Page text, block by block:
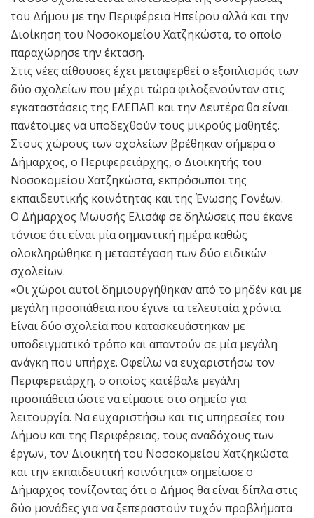
του Δήμου με την Περιφέρεια Ηπείρου αλλά και την
Διοίκηση του Νοσοκομείου Χατζηκώστα, το οποίο
παραχώρησε την έκταση.
Στις νέες αίθουσες έχει μεταφερθεί ο εξοπλισμός των
δύο σχολείων που μέχρι τώρα φιλοξενούνταν στις
εγκαταστάσεις της ΕΛΕΠΑΠ και την Δευτέρα θα είναι
πανέτοιμες να υποδεχθούν τους μικρούς μαθητές.
Στους χώρους των σχολείων βρέθηκαν σήμερα ο
Δήμαρχος, ο Περιφερειάρχης, ο Διοικητής του
Νοσοκομείου Χατζηκώστα, εκπρόσωποι της
εκπαιδευτικής κοινότητας και της Ένωσης Γονέων.
Ο Δήμαρχος Μωυσής Ελισάφ σε δηλώσεις που έκανε
τόνισε ότι είναι μία σημαντική ημέρα καθώς
ολοκληρώθηκε η μεταστέγαση των δύο ειδικών
σχολείων.
«Οι χώροι αυτοί δημιουργήθηκαν από το μηδέν και με
μεγάλη προσπάθεια που έγινε τα τελευταία χρόνια.
Είναι δύο σχολεία που κατασκευάστηκαν με
υποδειγματικό τρόπο και απαντούν σε μία μεγάλη
ανάγκη που υπήρχε. Οφείλω να ευχαριστήσω τον
Περιφερειάρχη, ο οποίος κατέβαλε μεγάλη
προσπάθεια ώστε να είμαστε στο σημείο για
λειτουργία. Να ευχαριστήσω και τις υπηρεσίες του
Δήμου και της Περιφέρειας, τους αναδόχους των
έργων, τον Διοικητή του Νοσοκομείου Χατζηκώστα
και την εκπαιδευτική κοινότητα» σημείωσε ο
Δήμαρχος τονίζοντας ότι ο Δήμος θα είναι δίπλα στις
δύο μονάδες για να ξεπεραστούν τυχόν προβλήματα